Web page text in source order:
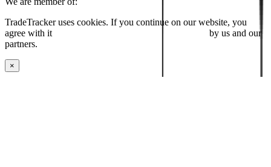
TradeTracker uses cookies. If you continue on our website, you
agree with it
by us and our
partners.
×